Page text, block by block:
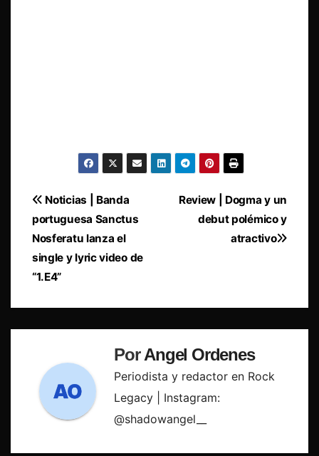
Navegación
de
entradas
Review | Dogma y un
debut polémico y
atractivo
Noticias | Banda
portuguesa Sanctus
Nosferatu lanza el
single y lyric video de
“1.E4”
PorAngel Ordenes
Periodista y redactor en Rock
Legacy | Instagram:
@shadowangel__